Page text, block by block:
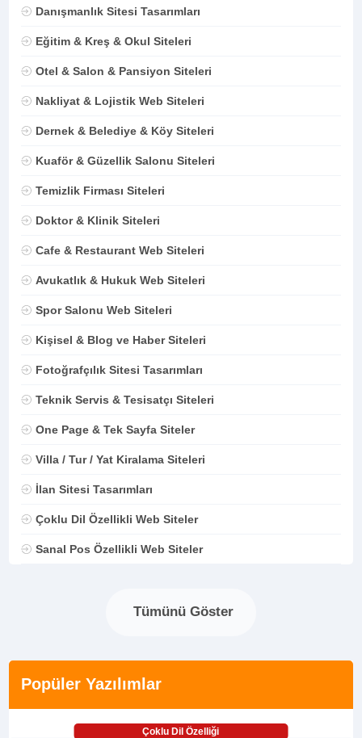
Danışmanlık Sitesi Tasarımları
Eğitim & Kreş & Okul Siteleri
Otel & Salon & Pansiyon Siteleri
Nakliyat & Lojistik Web Siteleri
Dernek & Belediye & Köy Siteleri
Kuaför & Güzellik Salonu Siteleri
Temizlik Firması Siteleri
Doktor & Klinik Siteleri
Cafe & Restaurant Web Siteleri
Avukatlık & Hukuk Web Siteleri
Spor Salonu Web Siteleri
Kişisel & Blog ve Haber Siteleri
Fotoğrafçılık Sitesi Tasarımları
Teknik Servis & Tesisatçı Siteleri
One Page & Tek Sayfa Siteler
Villa / Tur / Yat Kiralama Siteleri
İlan Sitesi Tasarımları
Çoklu Dil Özellikli Web Siteler
Sanal Pos Özellikli Web Siteler
Tümünü Göster
Popüler Yazılımlar
Çoklu Dil Özelliği